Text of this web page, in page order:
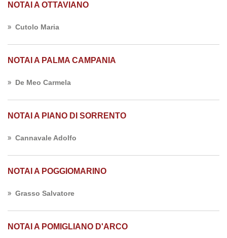
NOTAI A OTTAVIANO
Cutolo Maria
NOTAI A PALMA CAMPANIA
De Meo Carmela
NOTAI A PIANO DI SORRENTO
Cannavale Adolfo
NOTAI A POGGIOMARINO
Grasso Salvatore
NOTAI A POMIGLIANO D'ARCO